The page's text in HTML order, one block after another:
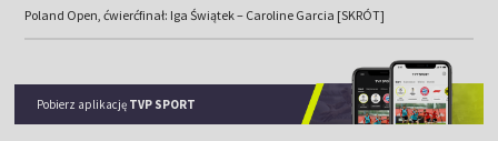
Poland Open, ćwierćfinał: Iga Świątek – Caroline Garcia [SKRÓT]
Pobierz aplikację TVP SPORT